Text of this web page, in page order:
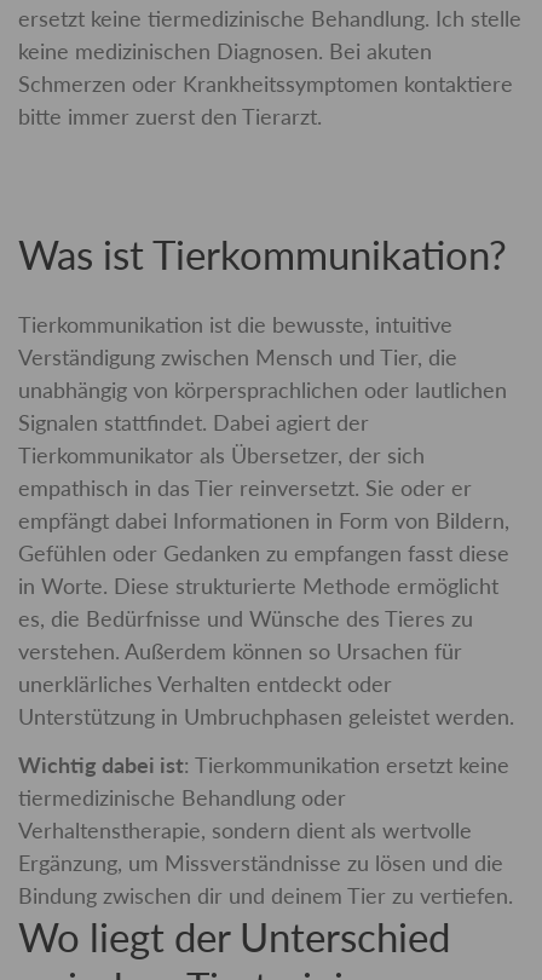
ersetzt keine tiermedizinische Behandlung. Ich stelle
keine medizinischen Diagnosen. Bei akuten
Schmerzen oder Krankheitssymptomen kontaktiere
bitte immer zuerst den Tierarzt.
Was ist Tierkommunikation?
Tierkommunikation ist die bewusste, intuitive
Verständigung zwischen Mensch und Tier, die
unabhängig von körpersprachlichen oder lautlichen
Signalen stattfindet. Dabei agiert der
Tierkommunikator als Übersetzer, der sich
empathisch in das Tier reinversetzt. Sie oder er
empfängt dabei Informationen in Form von Bildern,
Gefühlen oder Gedanken zu empfangen fasst diese
in Worte. Diese strukturierte Methode ermöglicht
es, die Bedürfnisse und Wünsche des Tieres zu
verstehen. Außerdem können so Ursachen für
unerklärliches Verhalten entdeckt oder
Unterstützung in Umbruchphasen geleistet werden.
Wichtig dabei ist: Tierkommunikation ersetzt keine
tiermedizinische Behandlung oder
Verhaltenstherapie, sondern dient als wertvolle
Ergänzung, um Missverständnisse zu lösen und die
Bindung zwischen dir und deinem Tier zu vertiefen.
Wo liegt der Unterschied